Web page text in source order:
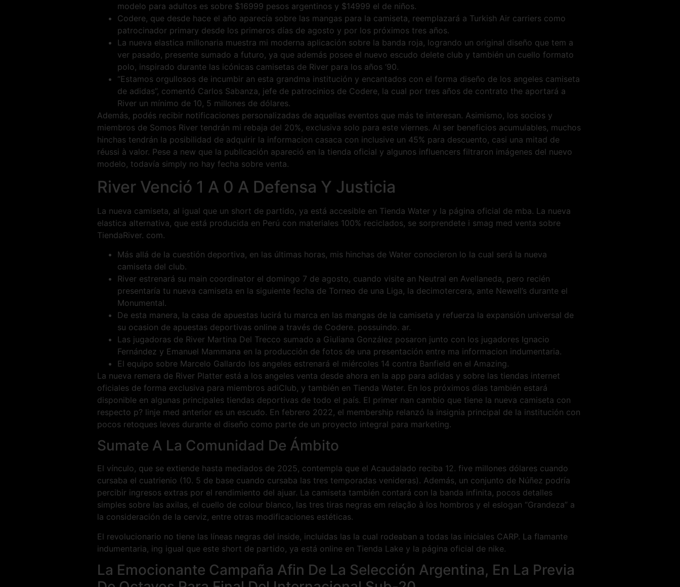
modelo para adultos es sobre $16999 pesos argentinos y $14999 el de niños.
Codere, que desde hace el año aparecía sobre las mangas para la camiseta, reemplazará a Turkish Air carriers como
patrocinador primary desde los primeros días de agosto y por los próximos tres años.
La nueva elastica millonaria muestra mi moderna aplicación sobre la banda roja, logrando un original diseño que tem a
ver pasado, presente sumado a futuro, ya que además posee el nuevo escudo delete club y también un cuello formato
polo, inspirado durante las icónicas camisetas de River para los años ‘90.
“Estamos orgullosos de incumbir an esta grandma institución y encantados con el forma diseño de los angeles camiseta
de adidas”, comentó Carlos Sabanza, jefe de patrocinios de Codere, la cual por tres años de contrato the aportará a
River un mínimo de 10, 5 millones de dólares.
Además, podés recibir notificaciones personalizadas de aquellas eventos que más te interesan. Asimismo, los socios y
miembros de Somos River tendrán mi rebaja del 20%, exclusiva solo para este viernes. Al ser beneficios acumulables, muchos
hinchas tendrán la posibilidad de adquirir la informacion casaca con inclusive un 45% para descuento, casi una mitad de
réussi à valor. Pese a new que la publicación apareció en la tienda oficial y algunos influencers filtraron imágenes del nuevo
modelo, todavía simply no hay fecha sobre venta.
River Venció 1 A 0 A Defensa Y Justicia
La nueva camiseta, al igual que un short de partido, ya está accesible en Tienda Water y la página oficial de mba. La nueva
elastica alternativa, que está producida en Perú con materiales 100% reciclados, se sorprendete i smag med venta sobre
TiendaRiver. com.
Más allá de la cuestión deportiva, en las últimas horas, mis hinchas de Water conocieron lo la cual será la nueva
camiseta del club.
River estrenará su main coordinator el domingo 7 de agosto, cuando visite an Neutral en Avellaneda, pero recién
presentaría tu nueva camiseta en la siguiente fecha de Torneo de una Liga, la decimotercera, ante Newell’s durante el
Monumental.
De esta manera, la casa de apuestas lucirá tu marca en las mangas de la camiseta y refuerza la expansión universal de
su ocasion de apuestas deportivas online a través de Codere. possuindo. ar.
Las jugadoras de River Martina Del Trecco sumado a Giuliana González posaron junto con los jugadores Ignacio
Fernández y Emanuel Mammana en la producción de fotos de una presentación entre ma informacion indumentaria.
El equipo sobre Marcelo Gallardo los angeles estrenará el miércoles 14 contra Banfield en el Amazing.
La nueva remera de River Platter está a los angeles venta desde ahora en la app para adidas y sobre las tiendas internet
oficiales de forma exclusiva para miembros adiClub, y también en Tienda Water. En los próximos días también estará
disponible en algunas principales tiendas deportivas de todo el país. El primer nan cambio que tiene la nueva camiseta con
respecto p? linje med anterior es un escudo. En febrero 2022, el membership relanzó la insignia principal de la institución con
pocos retoques leves durante el diseño como parte de un proyecto integral para marketing.
Sumate A La Comunidad De Ámbito
El vínculo, que se extiende hasta mediados de 2025, contempla que el Acaudalado reciba 12. five millones dólares cuando
cursaba el cuatrienio (10. 5 de base cuando cursaba las tres temporadas venideras). Además, un conjunto de Núñez podría
percibir ingresos extras por el rendimiento del ajuar. La camiseta también contará con la banda infinita, pocos detalles
simples sobre las axilas, el cuello de colour blanco, las tres tiras negras em relação à los hombros y el eslogan “Grandeza” a
la consideración de la cerviz, entre otras modificaciones estéticas.
El revolucionario no tiene las líneas negras del inside, incluidas las la cual rodeaban a todas las iniciales CARP. La flamante
indumentaria, ing igual que este short de partido, ya está online en Tienda Lake y la página oficial de nike.
La Emocionante Campaña Afin De La Selección Argentina, En La Previa